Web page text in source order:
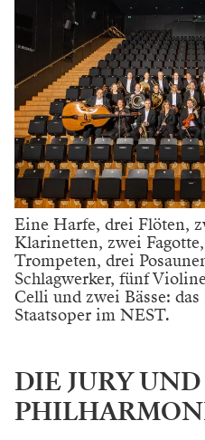
Eine Harfe, drei Flöten,
Klarinetten, zwei
Trompeten, drei
Schlagwerker, fünf
Celli und zwei Bässe:
Staatsoper im NEST.
DIE JURY